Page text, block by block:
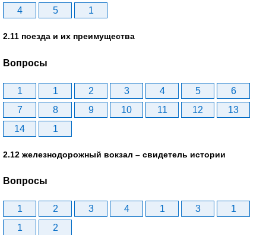
4 5 1
2.11 поезда и их преимущества
Вопросы
1 1 2 3 4 5
6
7
8 9 10 11 12
13
14
1
2.12 железнодорожный вокзал – свидетель истории
Вопросы
1 2 3 4 1 3
1
1
2